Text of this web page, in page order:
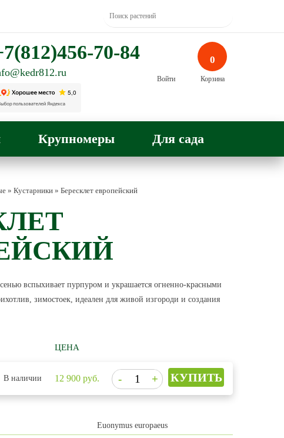
70-84
Войти
0
Корзина
Крупномеры Для сада
» Кустарники » Бересклет европейский
вспыхивает пурпуром и украшается огненно-красными
зимостоек, идеален для живой изгороди и создания
ЦЕНА
В наличии 12 900 руб.
Euonymus europaeus